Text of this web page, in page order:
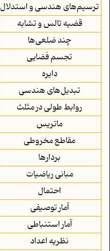
ترسیم‌های هندسی و استدلال
قضیه تالس و تشابه
چند ضلعی‌ها
تجسم فضایی
دایره
تبدیل‌های هندسی
روابط طولی در مثلث
ماتریس
مقاطع مخروطی
بردارها
مبانی ریاضیات
احتمال
آمار توصیفی
آمار استنباطی
نظریه اعداد